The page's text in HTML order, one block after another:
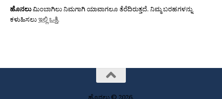
ಹೊನಲುಮಿಂಬಾಗಿಲು ನಿಮಗಾಗಿ ಯಾವಾಗಲೂ ತೆರೆದಿರುತ್ತದೆ. ನಿಮ್ಮ ಬರಹಗಳನ್ನು
ಕಳುಹಿಸಲುಇಲ್ಲಿ ಒತ್ತಿ.
ಹೊನಲು © 2026.